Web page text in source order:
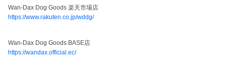
Wan-Dax Dog Goods 楽天市場店
https://www.rakuten.co.jp/wddg/
Wan-Dax Dog Goods BASE店
https://wandax.official.ec/